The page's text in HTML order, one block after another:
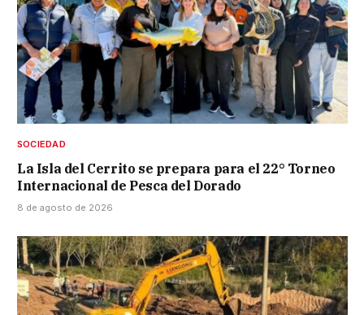
SOCIEDAD
La Isla del Cerrito se prepara para el 22° Torneo
Internacional de Pesca del Dorado
8 de agosto de 2026